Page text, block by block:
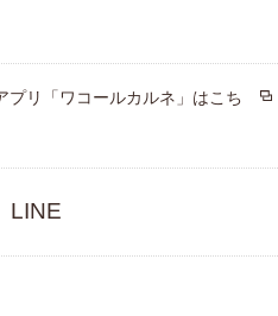
プリ「ワコールカルネ」はこち
LINE